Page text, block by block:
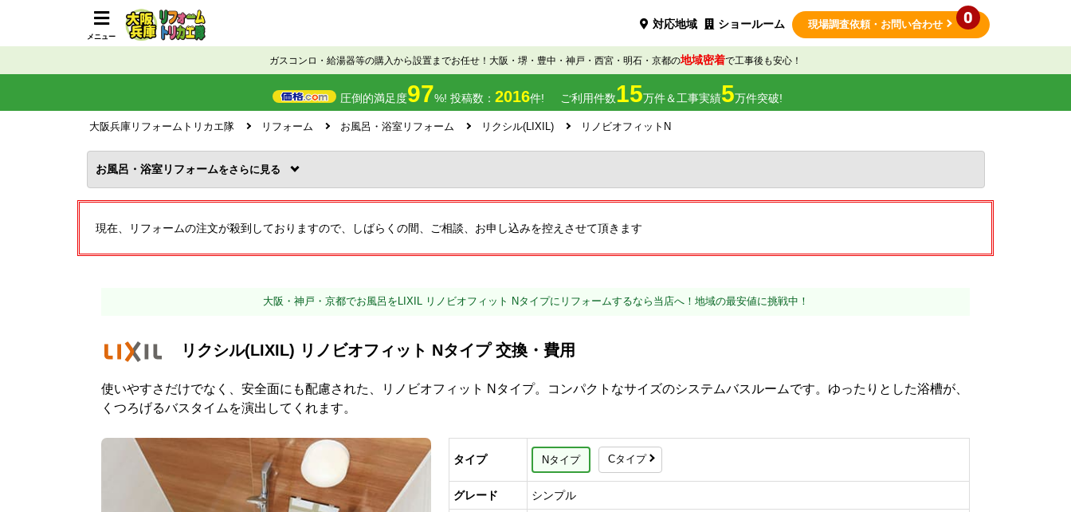
メニュー
対応地域 ショールーム 0
現場調査依頼・お問い合わせ
ガスコンロ・給湯器等の購入から設置までお任せ！大阪・堺・豊中・神戸・西宮・明石・京都の地域密着で工事後も安心！
圧倒的満足度97%! 投稿数： 2016件! ご利用件数15万件＆工事実績5万件突破!
大阪兵庫リフォームトリカエ隊 リフォーム お風呂・浴室リフォーム リクシル(LIXIL) リノビオフィットN
お風呂・浴室リフォームを
現在、リフォームの注文が殺到しておりますので、しばらくの間、ご相談、お申し込みを控えさせて頂きます
大阪・神戸・京都でお風呂をLIXIL リノビオフィット Nタイプにリフォームするなら当店へ！地域の最安値に挑戦中！
リクシル(LIXIL) リノビオフィット Nタイプ 交換・費用
使いやすさだけでなく、安全面にも配慮された、リノビオフィット Nタイプ。コンパクトなサイズのシステムバスルームです。ゆったりとした浴槽が、
くつろげるバスタイムを演出してくれます。
タイプ Nタイプ Cタイプ
グレード シンプル